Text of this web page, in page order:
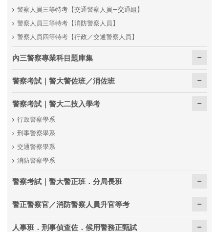
警察人員三等特考【交通警察人員—交通組】
警察人員三等特考【消防警察人員】
警察人員四等特考【行政／交通警察人員】
內三警察專業科目題庫集
警察考試｜警大警佐班／消佐班
警察考試｜警大二技入學考
行政警察學系
刑事警察學系
交通警察學系
消防警察學系
警察考試｜警大警正班．分局長班
警正警察官／消防警察人員升官等考
人事班．刑事偵查佐．候用警務正甄試